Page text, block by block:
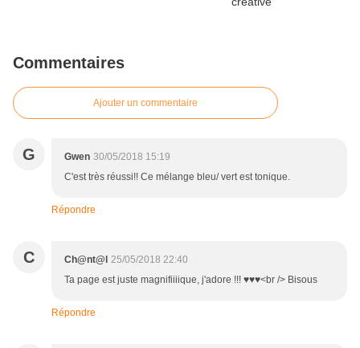
Commentaires
Ajouter un commentaire
G Gwen 30/05/2018 15:19
C'est très réussi!! Ce mélange bleu/ vert est tonique.
Répondre
C Ch@nt@l 25/05/2018 22:40
Ta page est juste magnifiiiique, j'adore !!! ♥♥♥<br /> Bisous
Répondre